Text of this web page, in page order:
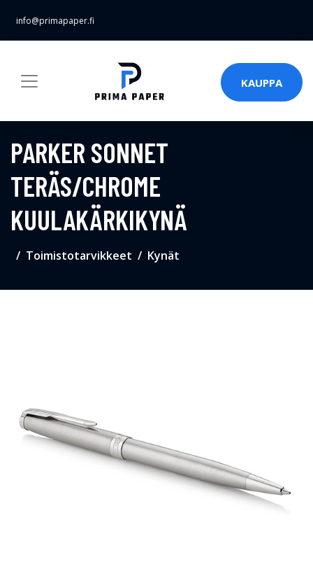
info@primapaper.fi
KAUPPA
PARKER SONNET
TERÄS/CHROME
KUULAKÄRKIKYNÄ
Toimistotarvikkeet Kynät